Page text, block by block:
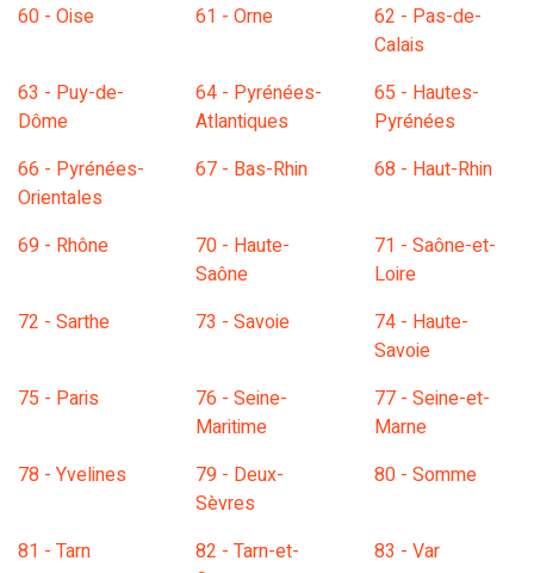
60 - Oise
61 - Orne
62 - Pas-de-
Calais
63 - Puy-de-
Dôme
64 - Pyrénées-
Atlantiques
65 - Hautes-
Pyrénées
66 - Pyrénées-
Orientales
67 - Bas-Rhin 68 - Haut-Rhin
69 - Rhône
70 - Haute-
Saône
71 - Saône-et-
Loire
72 - Sarthe
73 - Savoie
74 - Haute-
Savoie
75 - Paris
76 - Seine-
Maritime
77 - Seine-et-
Marne
78 - Yvelines
79 - Deux-
Sèvres
80 - Somme
81 - Tarn
82 - Tarn-et-
83 - Var